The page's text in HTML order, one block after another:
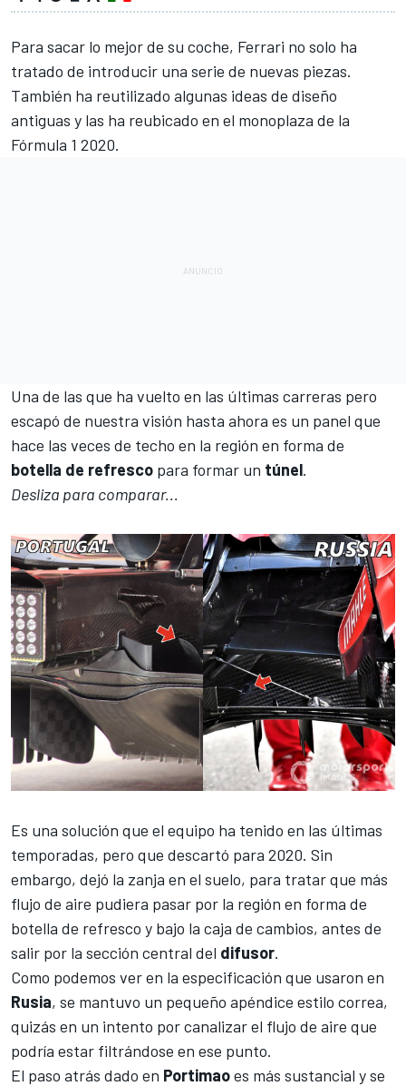
Para sacar lo mejor de su coche, Ferrari no solo ha
tratado de introducir una serie de nuevas piezas.
También ha reutilizado algunas ideas de diseño
antiguas y las ha reubicado en el monoplaza de la
Fórmula 1 2020.
Una de las que ha vuelto en las últimas carreras pero
escapó de nuestra visión hasta ahora es un panel que
hace las veces de techo en la región en forma de
botella de refresco para formar un túnel.
Desliza para comparar...
Es una solución que el equipo ha tenido en las últimas
temporadas, pero que descartó para 2020. Sin
embargo, dejó la zanja en el suelo, para tratar que más
flujo de aire pudiera pasar por la región en forma de
botella de refresco y bajo la caja de cambios, antes de
salir por la sección central del difusor.
Como podemos ver en la especificación que usaron en
Rusia, se mantuvo un pequeño apéndice estilo correa,
quizás en un intento por canalizar el flujo de aire que
podría estar filtrándose en ese punto.
El paso atrás dado en Portimaoes más sustancial y se